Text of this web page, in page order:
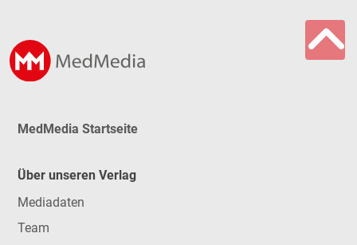
MedMedia Startseite
Über unseren Verlag
Mediadaten
Team